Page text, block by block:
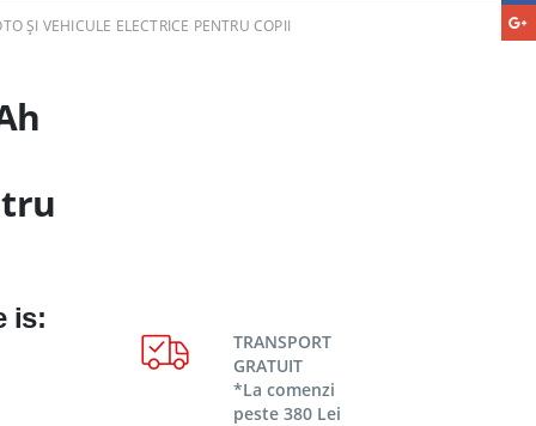
ȘI VEHICULE ELECTRICE PENTRU COPII
is:
TRANSPORT
GRATUIT
*La comenzi
peste 380 Lei